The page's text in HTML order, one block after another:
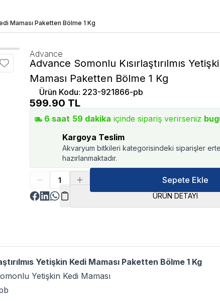
Maması Paketten Bölme 1 Kg
Advance
Advance Somonlu Kısırlaştırılmıs
Maması Paketten Bölme 1 Kg
Ürün Kodu: 223-921866-pb
599.90 TL
6 saat 59 dakika içinde sipariş verirseniz
Kargoya Teslim
Akvaryum bitkileri kategorisindeki siparişler
hazırlanmaktadır.
Sepete Ekle
ÜRÜN DETAYI
Yetişkin Kedi Maması Paketten Bölme 1 Kg
Yetişkin Kedi Maması